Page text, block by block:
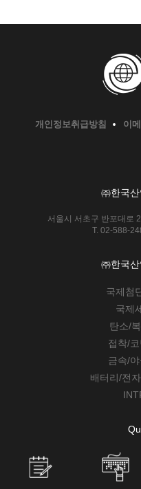
개인정보취급방침 이
㈜한국
서울시 서초구 반포대로
T. 02-588-
㈜한국
국제첨
국제
탄소/
접착/
금속/
배터리/전